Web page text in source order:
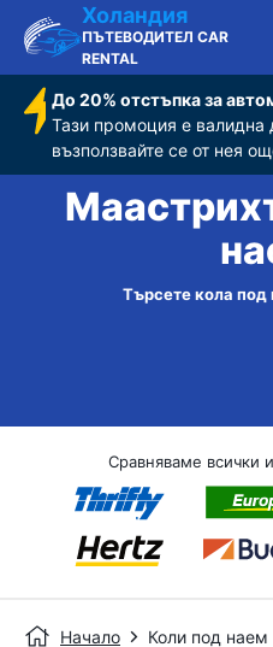
Холандия
ПЪТЕВОДИТЕЛ CAR
RENTAL
До 20% отстъпка за
Тази промоция е валидна
възползвайте се от нея
Търсете кола
Сравняваме всички
Начало Коли под